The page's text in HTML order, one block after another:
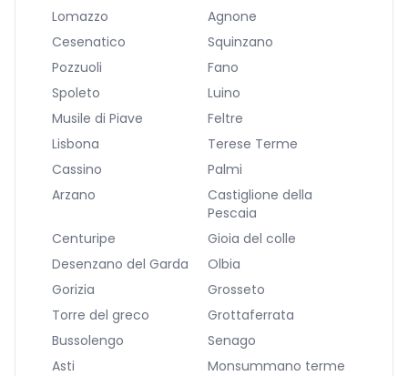
Lomazzo
Agnone
Cesenatico
Squinzano
Pozzuoli
Fano
Spoleto
Luino
Musile di Piave
Feltre
Lisbona
Terese Terme
Cassino
Palmi
Arzano
Castiglione della
Pescaia
Centuripe
Gioia del colle
Desenzano del Garda
Olbia
Gorizia
Grosseto
Torre del greco
Grottaferrata
Bussolengo
Senago
Asti
Monsummano terme